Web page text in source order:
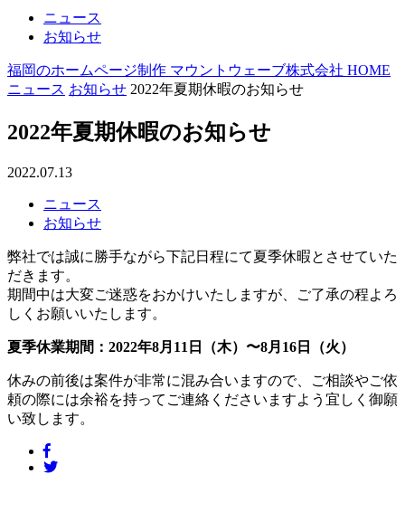
ニュース
お知らせ
福岡のホームページ制作 マウントウェーブ株式会社 HOME
ニュース お知らせ 2022年夏期休暇のお知らせ
2022年夏期休暇のお知らせ
2022.07.13
ニュース
お知らせ
弊社では誠に勝手ながら下記日程にて夏季休暇とさせていた
だきます。
期間中は大変ご迷惑をおかけいたしますが、ご了承の程よろ
しくお願いいたします。
夏季休業期間：2022年8月11日（木）〜8月16日（火）
休みの前後は案件が非常に混み合いますので、ご相談やご依
頼の際には余裕を持ってご連絡くださいますよう宜しく御願
い致します。